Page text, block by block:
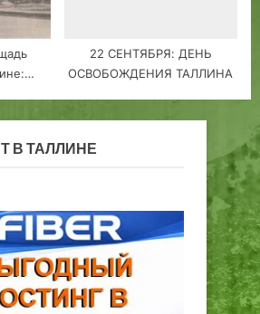
22 СЕНТЯБРЯ: ДЕНЬ
ОСВОБОЖДЕНИЯ ТАЛЛИНА
В ТАЛЛИНЕ